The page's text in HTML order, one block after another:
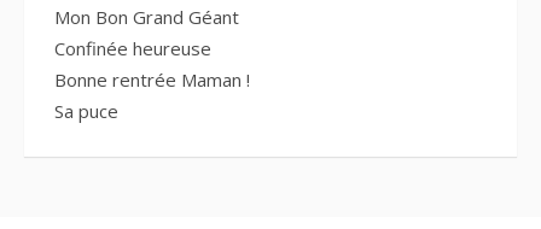
Mon Bon Grand Géant
Confinée heureuse
Bonne rentrée Maman !
Sa puce